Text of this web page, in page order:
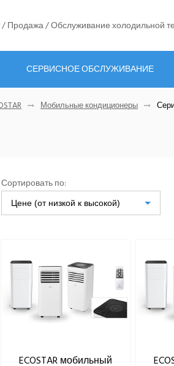
Продажа / Обслуживание холодильной
СЕРВИСНОЕ ОБСЛУЖИВАНИЕ
Мобильные кондиционеры
Сортировать по:
Цене (от низкой к высокой)
ECOSTAR мобильный